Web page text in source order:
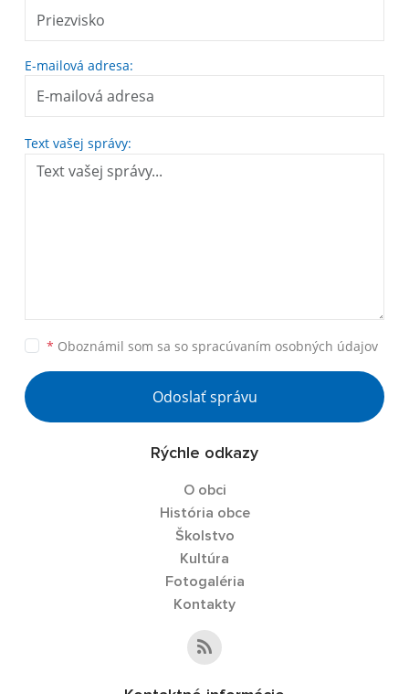
E-mailová adresa:
Text vašej správy:
* Oboznámil som sa so spracúvaním osobných údajov
Odoslať správu
Rýchle odkazy
O obci
História obce
Školstvo
Kultúra
Fotogaléria
Kontakty